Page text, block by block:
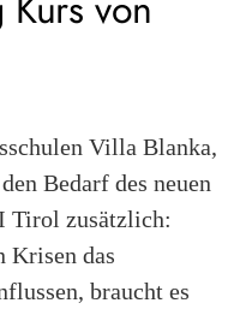
Villa Blanka,
Bedarf des neuen
Tirol zusätzlich:
Krisen das
braucht es